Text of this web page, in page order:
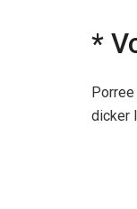
*
dicker